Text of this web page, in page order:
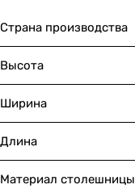
Страна производства
Высота
Ширина
Длина
Материал столешницы